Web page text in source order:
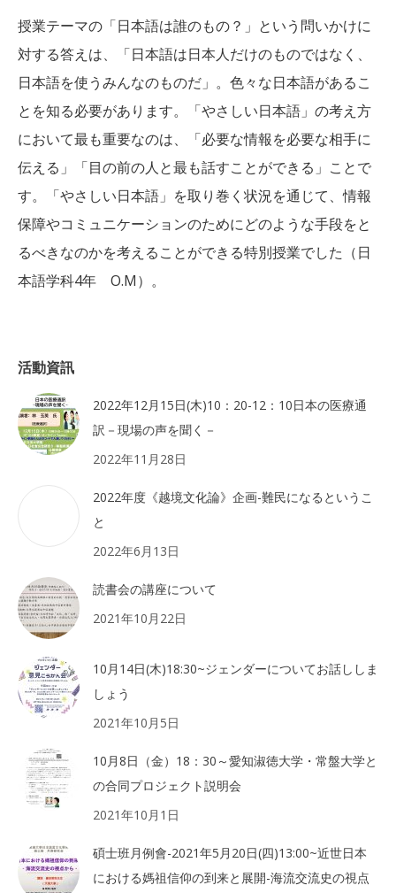
授業テーマの「日本語は誰のもの？」という問いかけに
対する答えは、「日本語は日本人だけのものではなく、
日本語を使うみんなのものだ」。色々な日本語があるこ
とを知る必要があります。「やさしい日本語」の考え方
において最も重要なのは、「必要な情報を必要な相手に
伝える」「目の前の人と最も話すことができる」ことで
す。「やさしい日本語」を取り巻く状況を通じて、情報
保障やコミュニケーションのためにどのような手段をと
るべきなのかを考えることができる特別授業でした（日
本語学科4年 O.M）。
活動資訊
2022年12月15日(木)10：20-12：10日本の医療通
訳－現場の声を聞く－
2022年11月28日
2022年度《越境文化論》企画-難民になるというこ
と
2022年6月13日
読書会の講座について
2021年10月22日
10月14日(木)18:30~ジェンダーについてお話ししま
しょう
2021年10月5日
10月8日（金）18：30～愛知淑徳大学・常盤大学と
の合同プロジェクト説明会
2021年10月1日
碩士班月例會-2021年5月20日(四)13:00~近世日本
における媽祖信仰の到来と展開-海流交流史の視点